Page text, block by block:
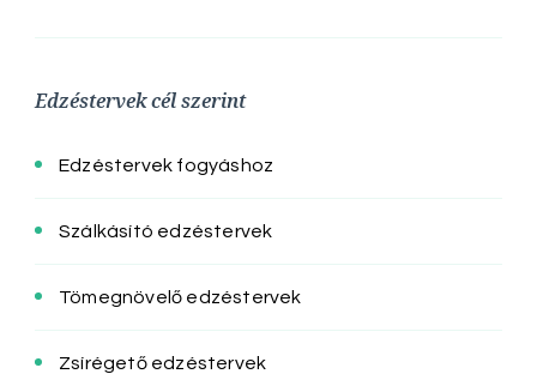
Edzéstervek cél szerint
Edzéstervek fogyáshoz
Szálkásító edzéstervek
Tömegnövelő edzéstervek
Zsírégető edzéstervek